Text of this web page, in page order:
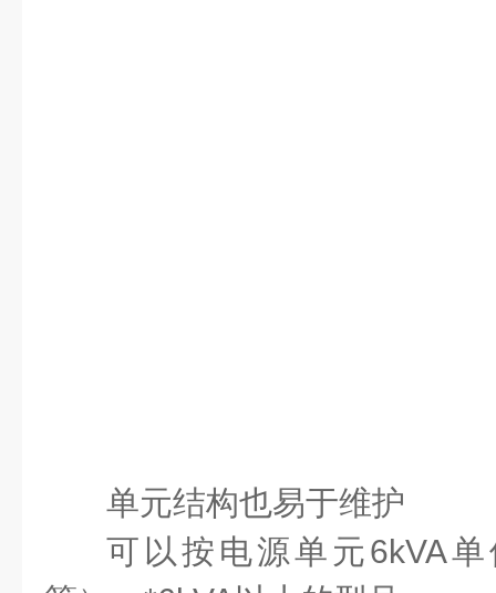
单元结构也易于维护
可以按电源单元6kVA